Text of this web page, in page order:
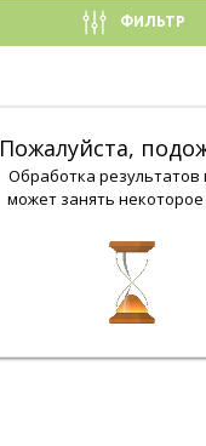
ФИЛЬТР
Пожалуйста,
Обработка результатов
может занять